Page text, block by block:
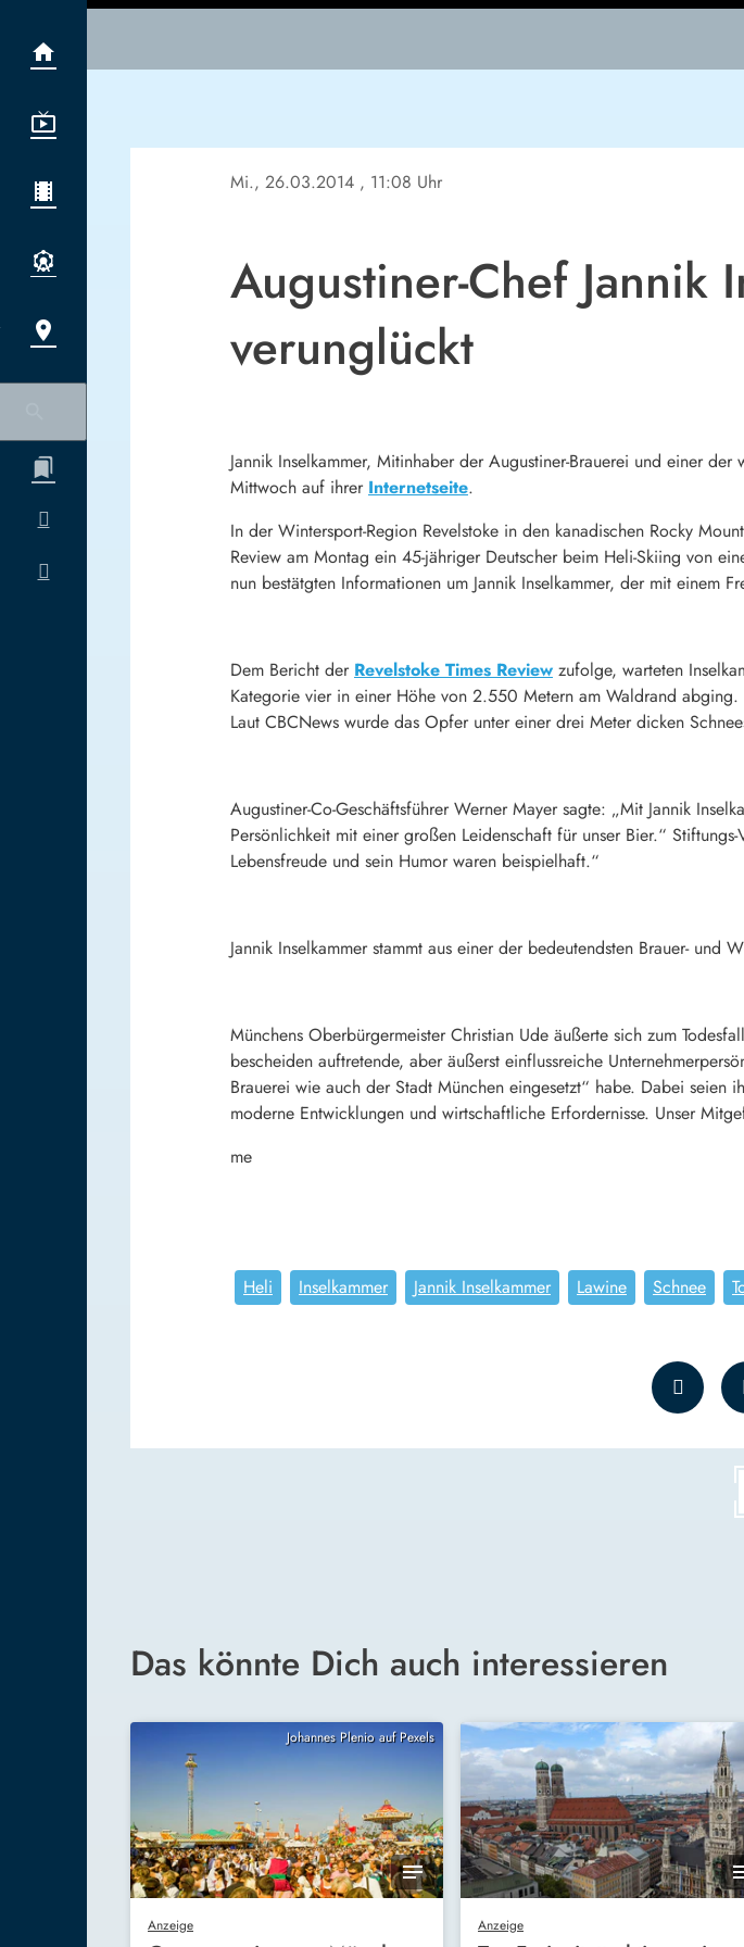
Mi., 26.03.2014 , 11:08 Uhr
Augustiner-Chef Jannik
verunglückt
Jannik Inselkammer, Mitinhaber der Augustiner-Brauerei und einer
Mittwoch auf ihrer Internetseite.
In der Wintersport-Region Revelstoke in den kanadischen Rocky
Review am Montag ein 45-jähriger Deutscher beim Heli-Skiing von
nun bestätgten Informationen um Jannik Inselkammer, der mit einem
Dem Bericht der Revelstoke Times Review zufolge, warteten
Kategorie vier in einer Höhe von 2.550 Metern am Waldrand
Laut CBCNews wurde das Opfer unter einer drei Meter dicken
Augustiner-Co-Geschäftsführer Werner Mayer sagte: „Mit Jannik
Persönlichkeit mit einer großen Leidenschaft für unser Bier.“
Lebensfreude und sein Humor waren beispielhaft.“
Jannik Inselkammer stammt aus einer der bedeutendsten Brauer- und
Münchens Oberbürgermeister Christian Ude äußerte sich zum
bescheiden auftretende, aber äußerst einflussreiche
Brauerei wie auch der Stadt München eingesetzt“ habe. Dabei seien
moderne Entwicklungen und wirtschaftliche Erfordernisse. Unser
me
Heli Inselkammer Jannik Inselkammer Lawine Schnee
Das könnte Dich auch interessieren
Johannes Plenio auf Pexels
Anzeige Anzeige